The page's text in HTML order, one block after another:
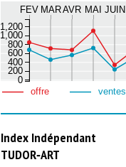
FEV MARAVR MAI JUIN
0
200
400
600
800
1,000
1,200
offre ventes
Index Indépendant
TUDOR‑ART